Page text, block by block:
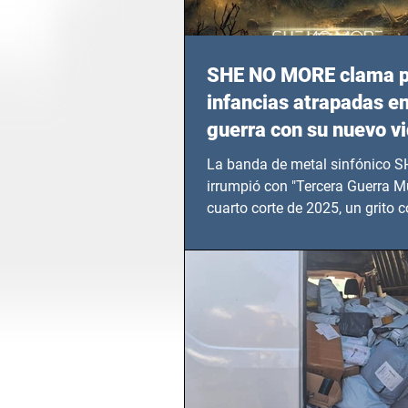
SHE NO MORE clama
infancias atrapadas
guerra con su nuevo
TERCERA GUERRA
La banda de metal sinfónico
irrumpió con "Tercera Guerra
cuarto corte de 2025, un grito
en epicentros bélicos.